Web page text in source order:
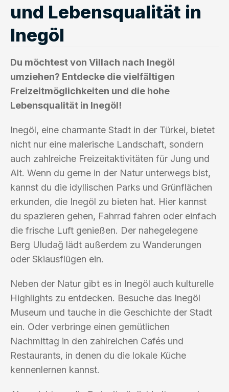
und Lebensqualität in
Inegöl
Du möchtest von Villach nach Inegöl
umziehen? Entdecke die vielfältigen
Freizeitmöglichkeiten und die hohe
Lebensqualität in Inegöl!
Inegöl, eine charmante Stadt in der Türkei, bietet
nicht nur eine malerische Landschaft, sondern
auch zahlreiche Freizeitaktivitäten für Jung und
Alt. Wenn du gerne in der Natur unterwegs bist,
kannst du die idyllischen Parks und Grünflächen
erkunden, die Inegöl zu bieten hat. Hier kannst
du spazieren gehen, Fahrrad fahren oder einfach
die frische Luft genießen. Der nahegelegene
Berg Uludağ lädt außerdem zu Wanderungen
oder Skiausflügen ein.
Neben der Natur gibt es in Inegöl auch kulturelle
Highlights zu entdecken. Besuche das Inegöl
Museum und tauche in die Geschichte der Stadt
ein. Oder verbringe einen gemütlichen
Nachmittag in den zahlreichen Cafés und
Restaurants, in denen du die lokale Küche
kennenlernen kannst.